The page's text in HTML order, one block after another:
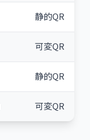
静的QR
可変QR
静的QR
可変QR